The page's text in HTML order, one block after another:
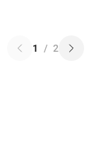
1 / 2